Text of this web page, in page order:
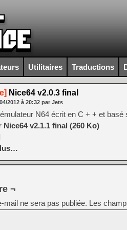
Utilitaires Traductions
Nice64 v2.0.3 final
2012 à 20:32 par Jets
N64 écrit en C + + et basé
Nice64 v2.1.1 final (260 Ko)
¬
mail ne sera pas publiée. Les